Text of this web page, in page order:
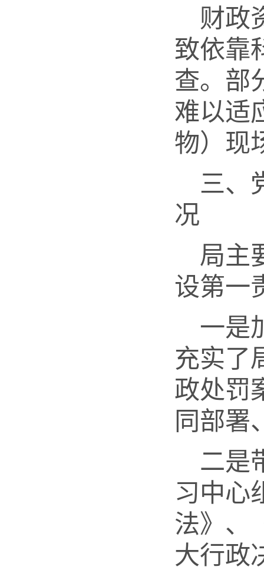
财政
致依靠
查。部
难以适
物）现
三、
况
局主
设第一
一是
充实了
政处罚
同部署
二是
习中心
法》、
大行政